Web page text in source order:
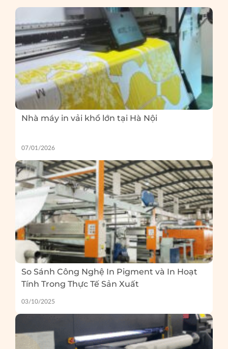
Nhà máy in vải khổ lớn tại Hà Nội
07/01/2026
So Sánh Công Nghệ In Pigment và In Hoạt
Tính Trong Thực Tế Sản Xuất
03/10/2025